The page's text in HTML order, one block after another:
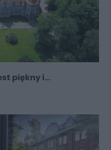
piękny i...